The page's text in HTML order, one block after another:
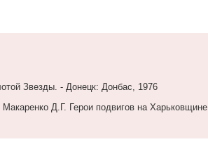
Звезды. - Донецк: Донбас, 1976
Д.Г. Герои подвигов на